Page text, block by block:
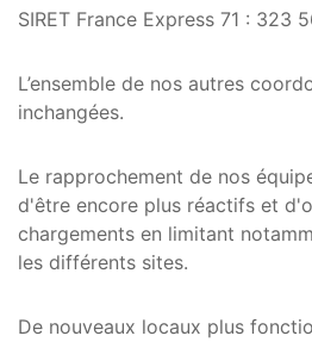
SIRET France Express 71 : 323
L’ensemble de nos autres
inchangées.
Le rapprochement de nos
d'être encore plus réactifs et
chargements en limitant
les différents sites.
De nouveaux locaux plus